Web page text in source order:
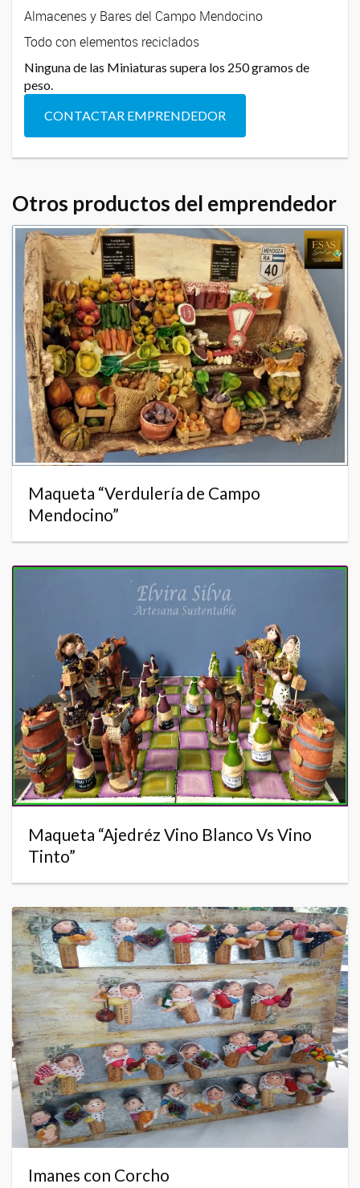
Almacenes y Bares del Campo Mendocino
Todo con elementos reciclados
Ninguna de las Miniaturas supera los 250 gramos de
peso.
CONTACTAR EMPRENDEDOR
Otros productos del emprendedor
Maqueta “Verdulería de Campo
Mendocino”
Maqueta “Ajedréz Vino Blanco Vs Vino
Tinto”
Imanes con Corcho